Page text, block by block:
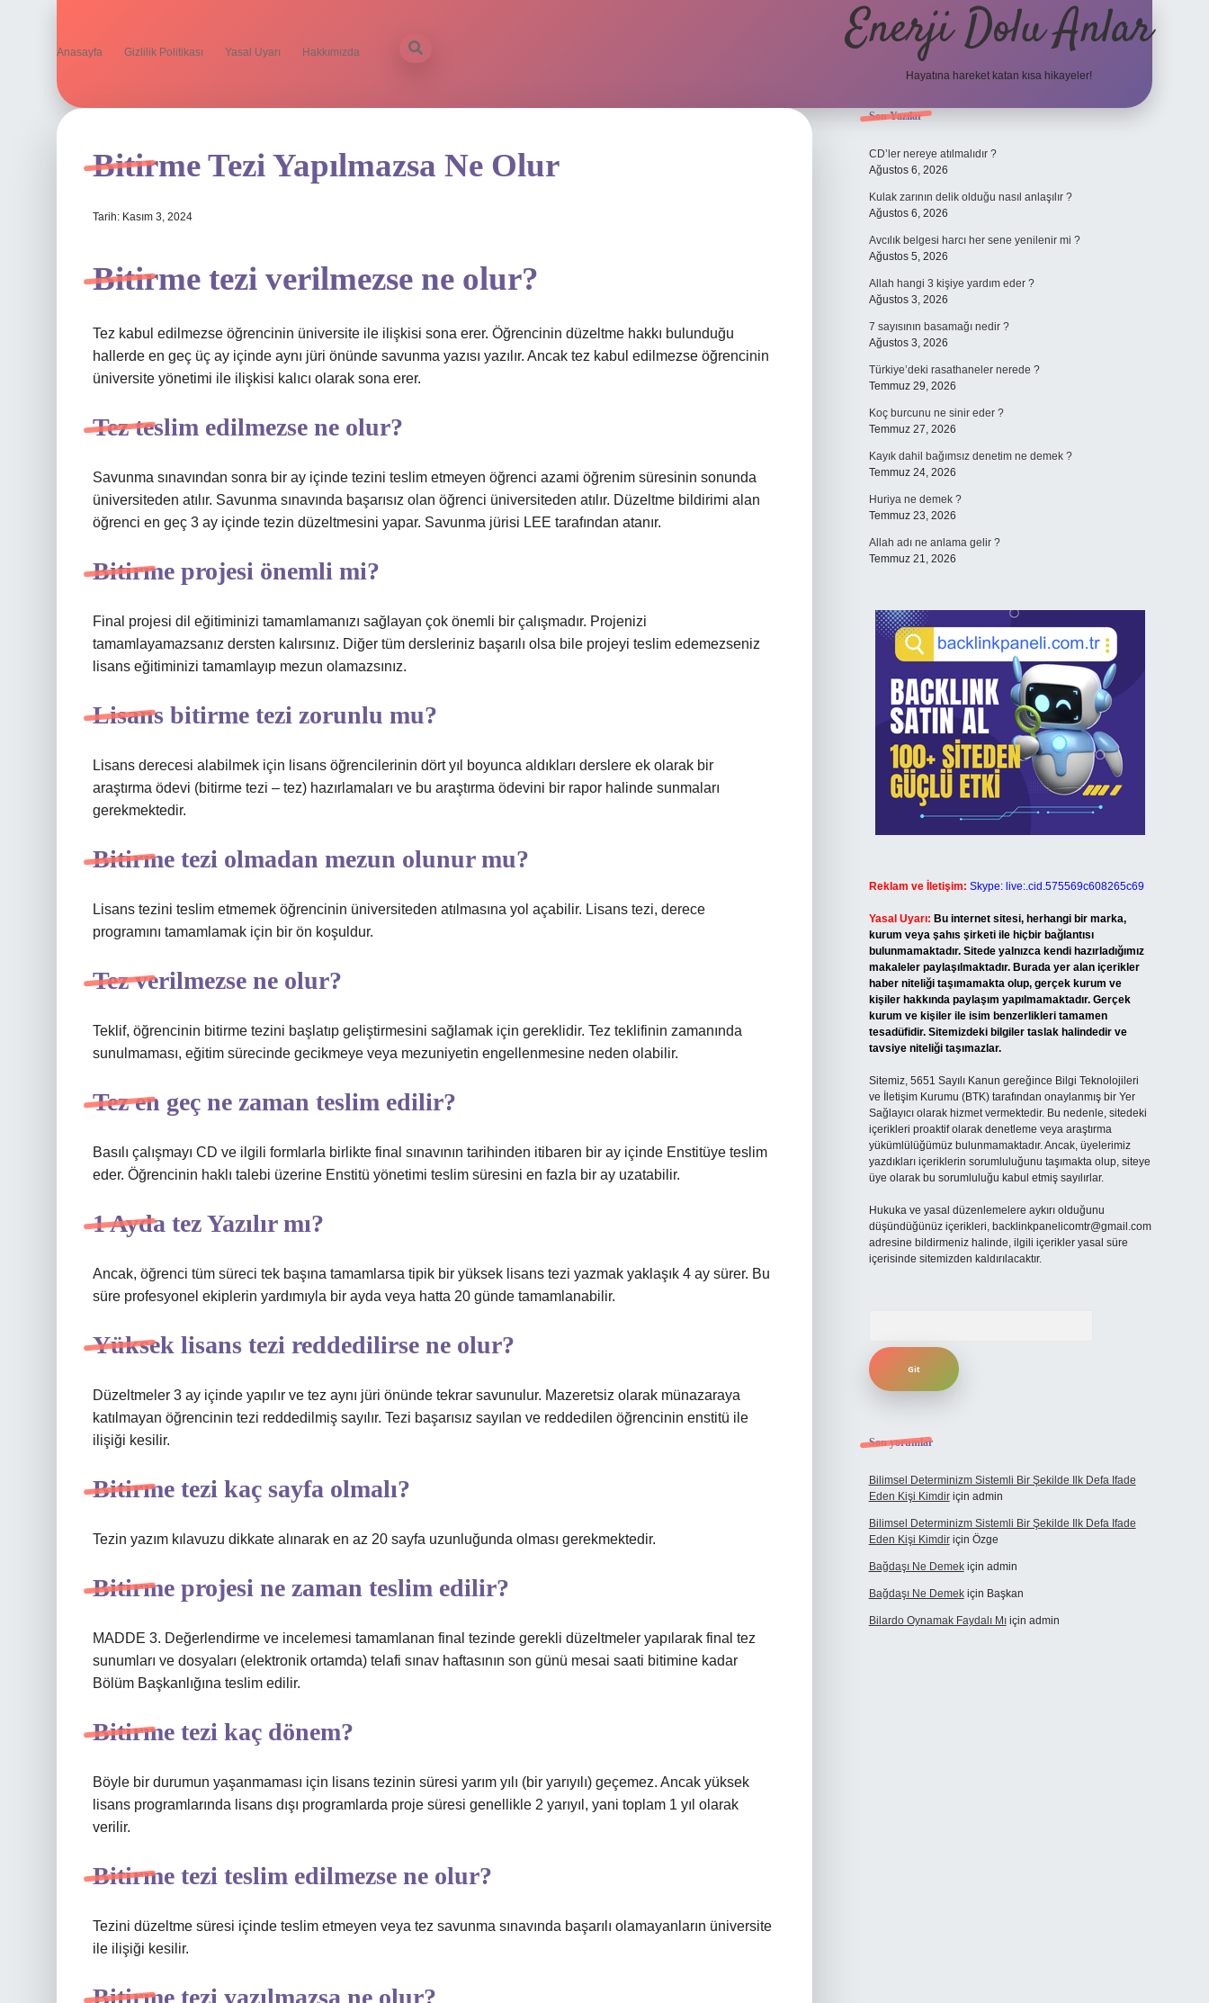
Anasayfa Gizlilik Politikası Yasal Uyarı Hakkımızda Enerji Dolu Anlar
Hayatına hareket katan kısa hikayeler!
Bitirme Tezi Yapılmazsa Ne Olur
Tarih: Kasım 3, 2024
Bitirme tezi verilmezse ne olur?
Tez kabul edilmezse öğrencinin üniversite ile ilişkisi sona erer. Öğrencinin düzeltme hakkı bulunduğu
hallerde en geç üç ay içinde aynı jüri önünde savunma yazısı yazılır. Ancak tez kabul edilmezse öğrencinin
üniversite yönetimi ile ilişkisi kalıcı olarak sona erer.
Tez teslim edilmezse ne olur?
Savunma sınavından sonra bir ay içinde tezini teslim etmeyen öğrenci azami öğrenim süresinin sonunda
üniversiteden atılır. Savunma sınavında başarısız olan öğrenci üniversiteden atılır. Düzeltme bildirimi alan
öğrenci en geç 3 ay içinde tezin düzeltmesini yapar. Savunma jürisi LEE tarafından atanır.
Bitirme projesi önemli mi?
Final projesi dil eğitiminizi tamamlamanızı sağlayan çok önemli bir çalışmadır. Projenizi
tamamlayamazsanız dersten kalırsınız. Diğer tüm dersleriniz başarılı olsa bile projeyi teslim edemezseniz
lisans eğitiminizi tamamlayıp mezun olamazsınız.
Lisans bitirme tezi zorunlu mu?
Lisans derecesi alabilmek için lisans öğrencilerinin dört yıl boyunca aldıkları derslere ek olarak bir
araştırma ödevi (bitirme tezi – tez) hazırlamaları ve bu araştırma ödevini bir rapor halinde sunmaları
gerekmektedir.
Bitirme tezi olmadan mezun olunur mu?
Lisans tezini teslim etmemek öğrencinin üniversiteden atılmasına yol açabilir. Lisans tezi, derece
programını tamamlamak için bir ön koşuldur.
Tez verilmezse ne olur?
Teklif, öğrencinin bitirme tezini başlatıp geliştirmesini sağlamak için gereklidir. Tez teklifinin zamanında
sunulmaması, eğitim sürecinde gecikmeye veya mezuniyetin engellenmesine neden olabilir.
Tez en geç ne zaman teslim edilir?
Basılı çalışmayı CD ve ilgili formlarla birlikte final sınavının tarihinden itibaren bir ay içinde Enstitüye teslim
eder. Öğrencinin haklı talebi üzerine Enstitü yönetimi teslim süresini en fazla bir ay uzatabilir.
1 Ayda tez Yazılır mı?
Ancak, öğrenci tüm süreci tek başına tamamlarsa tipik bir yüksek lisans tezi yazmak yaklaşık 4 ay sürer. Bu
süre profesyonel ekiplerin yardımıyla bir ayda veya hatta 20 günde tamamlanabilir.
Yüksek lisans tezi reddedilirse ne olur?
Düzeltmeler 3 ay içinde yapılır ve tez aynı jüri önünde tekrar savunulur. Mazeretsiz olarak münazaraya
katılmayan öğrencinin tezi reddedilmiş sayılır. Tezi başarısız sayılan ve reddedilen öğrencinin enstitü ile
ilişiği kesilir.
Bitirme tezi kaç sayfa olmalı?
Tezin yazım kılavuzu dikkate alınarak en az 20 sayfa uzunluğunda olması gerekmektedir.
Bitirme projesi ne zaman teslim edilir?
MADDE 3. Değerlendirme ve incelemesi tamamlanan final tezinde gerekli düzeltmeler yapılarak final tez
sunumları ve dosyaları (elektronik ortamda) telafi sınav haftasının son günü mesai saati bitimine kadar
Bölüm Başkanlığına teslim edilir.
Bitirme tezi kaç dönem?
Böyle bir durumun yaşanmaması için lisans tezinin süresi yarım yılı (bir yarıyılı) geçemez. Ancak yüksek
lisans programlarında lisans dışı programlarda proje süresi genellikle 2 yarıyıl, yani toplam 1 yıl olarak
verilir.
Bitirme tezi teslim edilmezse ne olur?
Tezini düzeltme süresi içinde teslim etmeyen veya tez savunma sınavında başarılı olamayanların üniversite
ile ilişiği kesilir.
Bitirme tezi yazılmazsa ne olur?
Sidebar
Son Yazılar
CD’ler nereye atılmalıdır ?
Ağustos 6, 2026
Kulak zarının delik olduğu nasıl anlaşılır ?
Ağustos 6, 2026
Avcılık belgesi harcı her sene yenilenir mi ?
Ağustos 5, 2026
Allah hangi 3 kişiye yardım eder ?
Ağustos 3, 2026
7 sayısının basamağı nedir ?
Ağustos 3, 2026
Türkiye’deki rasathaneler nerede ?
Temmuz 29, 2026
Koç burcunu ne sinir eder ?
Temmuz 27, 2026
Kayık dahil bağımsız denetim ne demek ?
Temmuz 24, 2026
Huriya ne demek ?
Temmuz 23, 2026
Allah adı ne anlama gelir ?
Temmuz 21, 2026
Reklam ve İletişim: Skype: live:.cid.575569c608265c69
Yasal Uyarı: Bu internet sitesi, herhangi bir marka,
kurum veya şahıs şirketi ile hiçbir bağlantısı
bulunmamaktadır. Sitede yalnızca kendi hazırladığımız
makaleler paylaşılmaktadır. Burada yer alan içerikler
haber niteliği taşımamakta olup, gerçek kurum ve
kişiler hakkında paylaşım yapılmamaktadır. Gerçek
kurum ve kişiler ile isim benzerlikleri tamamen
tesadüfidir. Sitemizdeki bilgiler taslak halindedir ve
tavsiye niteliği taşımazlar.
Sitemiz, 5651 Sayılı Kanun gereğince Bilgi Teknolojileri
ve İletişim Kurumu (BTK) tarafından onaylanmış bir Yer
Sağlayıcı olarak hizmet vermektedir. Bu nedenle, sitedeki
içerikleri proaktif olarak denetleme veya araştırma
yükümlülüğümüz bulunmamaktadır. Ancak, üyelerimiz
yazdıkları içeriklerin sorumluluğunu taşımakta olup, siteye
üye olarak bu sorumluluğu kabul etmiş sayılırlar.
Hukuka ve yasal düzenlemelere aykırı olduğunu
düşündüğünüz içerikleri, backlinkpanelicomtr@gmail.com
adresine bildirmeniz halinde, ilgili içerikler yasal süre
içerisinde sitemizden kaldırılacaktır.
Son yorumlar
Bilimsel Determinizm Sistemli Bir Şekilde Ilk Defa Ifade
Eden Kişi Kimdiriçin admin
Bilimsel Determinizm Sistemli Bir Şekilde Ilk Defa Ifade
Eden Kişi Kimdiriçin Özge
Bağdaşı Ne Demekiçin admin
Bağdaşı Ne Demekiçin Başkan
Bilardo Oynamak Faydalı Mıiçin admin